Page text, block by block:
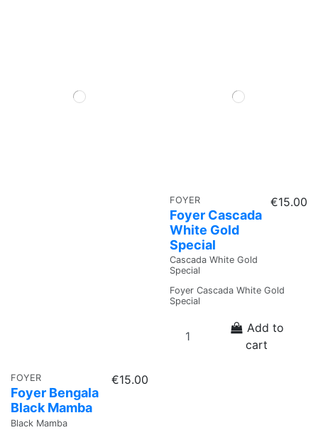
FOYER
Foyer Bengala
Black Mamba
Black Mamba
€15.00
FOYER
Foyer Cascada
White Gold
Special
Cascada White Gold
Special
€15.00
Foyer Cascada White Gold
Special
Add to
cart